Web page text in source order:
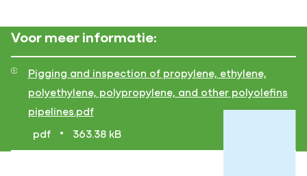
Voor meer informatie:
Pigging and inspection of propylene, ethylene,
polyethylene, polypropylene, and other polyolefins
pipelines.pdf
pdf
• 363.38 kB